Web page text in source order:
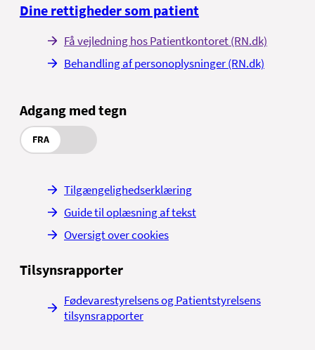
Dine rettigheder som patient
Få vejledning hos Patientkontoret (RN.dk)
Behandling af personoplysninger (RN.dk)
Adgang med tegn
FRA
Tilgængelighedserklæring
Guide til oplæsning af tekst
Oversigt over cookies
Tilsynsrapporter
Fødevarestyrelsens og Patientstyrelsens
tilsynsrapporter